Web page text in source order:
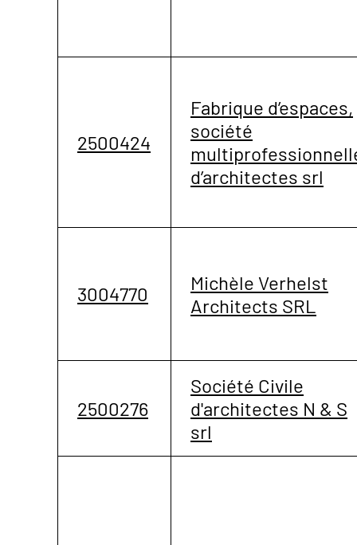
2500424
Fabrique d’espaces,
société
d’architectes srl
3004770
Michèle Verhelst
Architects SRL
2500276
Société Civile
d'architectes N & S
srl